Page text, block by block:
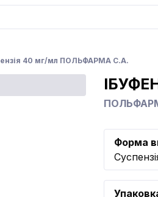
40 мг/мл ПОЛЬФАРМА С.А.
Форма